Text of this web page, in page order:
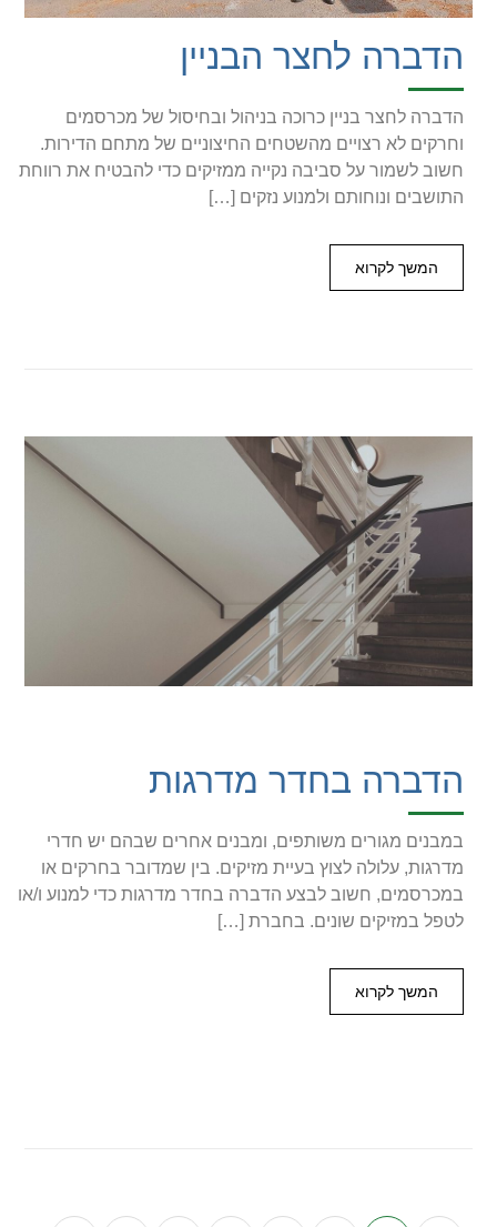
הדברה לחצר הבניין
הדברה לחצר בניין כרוכה בניהול ובחיסול של מכרסמים
וחרקים לא רצויים מהשטחים החיצוניים של מתחם הדירות.
חשוב לשמור על סביבה נקייה ממזיקים כדי להבטיח את רווחת
התושבים ונוחותם ולמנוע נזקים […]
המשך לקרוא
הדברה בחדר מדרגות
במבנים מגורים משותפים, ומבנים אחרים שבהם יש חדרי
מדרגות, עלולה לצוץ בעיית מזיקים. בין שמדובר בחרקים או
במכרסמים, חשוב לבצע הדברה בחדר מדרגות כדי למנוע ו/או
לטפל במזיקים שונים. בחברת […]
המשך לקרוא